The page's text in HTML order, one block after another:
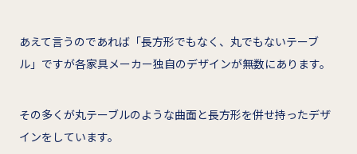
あえて言うのであれば「長方形でもなく、丸でもないテーブ
ル」ですが各家具メーカー独自のデザインが無数にあります。
その多くが丸テーブルのような曲面と長方形を併せ持ったデザ
インをしています。